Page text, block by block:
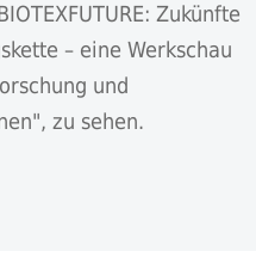
Zukünfte
– eine Werkschau
und
zu sehen.